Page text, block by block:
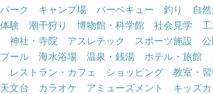
ーク
キャンプ場 バーベキュー 釣り 自
験 潮干狩り 博物館・科学館 社会見学
神社・寺院 アスレチック スポーツ施設
プール 海水浴場 温泉・銭湯 ホテル・旅館
レストラン・カフェ ショッピング 教室・
文台
カラオケ アミューズメント キッズカ